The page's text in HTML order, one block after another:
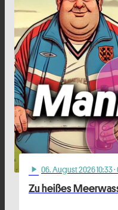
play_arrow 06. August 2026 10:33
Zu heißes